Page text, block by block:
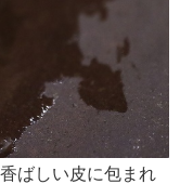
ばしい皮に包まれ